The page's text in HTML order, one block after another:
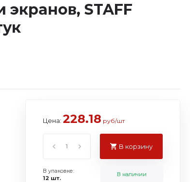
STAFF
Цена: 228.18 руб/шт
В корзину
В упаковке:
12 шт.
В наличии